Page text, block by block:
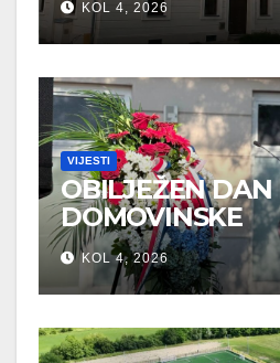
KOL 4, 2026
VIJESTI
OBILJEŽEN DAN
DOMOVINSKE
ZAHVALNOSTI U
NEDELJI
KOL 4, 2026